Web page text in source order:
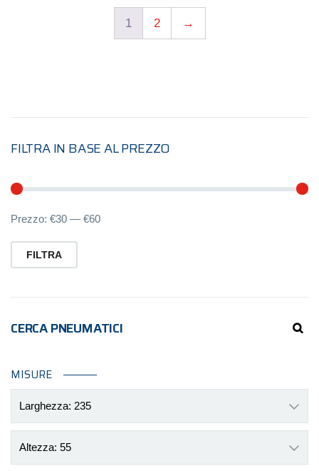
1 2 →
FILTRA IN BASE AL PREZZO
FILTRA
Prezzo: €30 — €60
CERCA PNEUMATICI
MISURE
Larghezza: 235
Altezza: 55